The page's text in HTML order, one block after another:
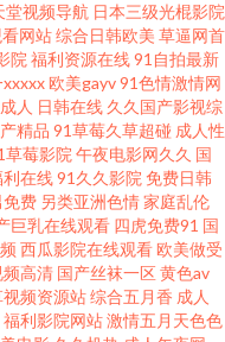
内精品夜夜操 老司机黄色网 欧
服诱惑传媒探花 91微拍视频
韩av123 婷婷五月天啪啪 国产
网中文字幕 91日本在线视频
午夜剧场成人18 91免费网
漏逼视频 欧美欧美 午夜少好
堂视频导航 日本三级光棍影院
网站综合日韩欧美 草逼网首
院 福利资源在线91自拍最新
欧美gayv91色情激情网
人 日韩在线 久久国产影视综
精品 91草莓久草超碰 成人性
草莓影院 午夜电影网久久 国
利在线91久久影院 免费日韩
费 另类亚洲色情家庭乱伦
巨乳在线观看 四虎免费91 国
西瓜影院在线观看欧美做受
频高清 国产丝袜一区黄色av
视频资源站综合五月香 成人
福利影院网站激情五月天色色